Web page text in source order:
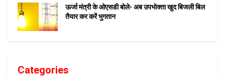
ऊर्जा मंत्री के ओएसडी बोले- अब उपभोक्ता खुद बिजली बिल
तैयार कर करें भुगतान
Categories